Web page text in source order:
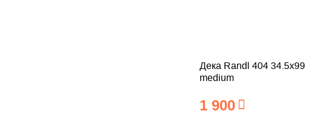
Дека Randl 404 34.5x99
medium
1 900